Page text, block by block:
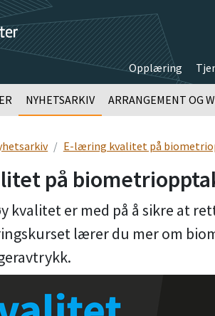
Opplæring
NYHETSARKIV ARRANGEMENT OG
E-læring kvalitet på
på
kvalitet er med på å sikre at
lærer du mer om